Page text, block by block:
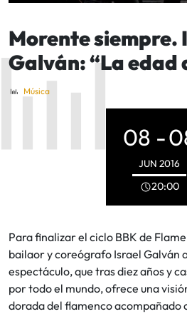
Morente siempre.
Galván: “La edad
Música
08 -
JUN 2016
20:00
Para finalizar el ciclo BBK de
bailaor y coreógrafo Israel Galván
espectáculo, que tras diez años y
por todo el mundo, ofrece una
dorada del flamenco acompañado